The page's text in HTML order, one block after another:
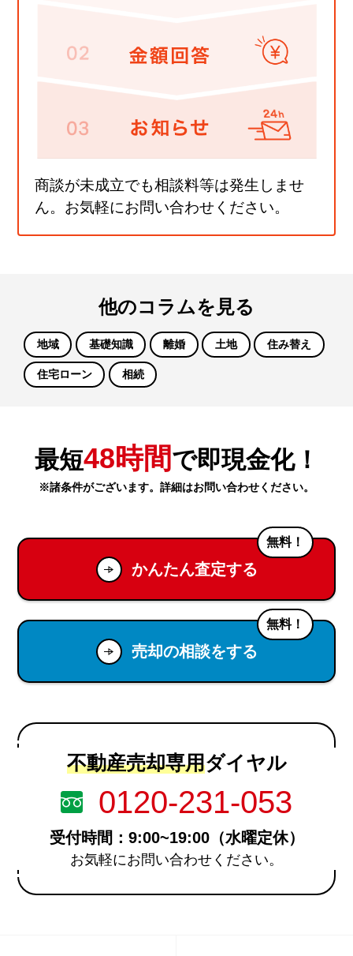
商談が未成立でも相談料等は発生しませ
ん。お気軽にお問い合わせください。
他のコラムを見る
地域 基礎知識 離婚 土地 住み替え
住宅ローン 相続
最短48時間で即現金化！
※諸条件がございます。詳細はお問い合わせください。
かんたん査定する
無料！
売却の相談をする
無料！
不動産売却専用ダイヤル
0120-231-053
受付時間：9:00~19:00（水曜定休）
お気軽にお問い合わせください。